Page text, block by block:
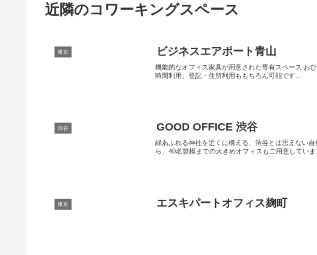
近隣のコワーキングスペース
東京 ビジネスエアポート青山
機能的なオフィス家具が用意された専有スペース お
時間利用、登記・住所利用ももちろん可能です...
渋谷 GOOD OFFICE 渋谷
緑あふれる神社を近くに構える、渋谷とは思えない
ら、40名規模までの大きめオフィスもご用意していま
東京 エスキパートオフィス麹町